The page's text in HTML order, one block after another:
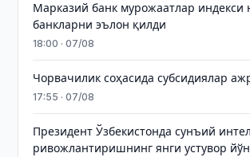
Марказий банк мурожаатлар индекси
банкларни эълон қилди
18:00 · 07/08
Чорвачилик соҳасида субсидиялар
17:55 · 07/08
Президент Ўзбекистонда сунъий
ривожлантиришнинг янги устувор